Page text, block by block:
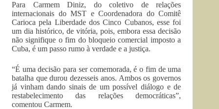
Para Carmem Diniz, do coletivo de relações
internacionais do MST e Coordenadora do Comitê
Carioca pela Liberdade dos Cinco Cubanos, esse foi
um dia histórico, de vitória, pois, embora essa decisão
não signifique o fim do bloqueio comercial imposto a
Cuba, é um passo rumo à verdade e a justiça.
“É uma decisão para ser comemorada, é o fim de uma
batalha que durou dezesseis anos. Ambos os governos
já vinham dando sinais de um possível diálogo e de
restabelecimento das relações democráticas”,
comentou Carmem.